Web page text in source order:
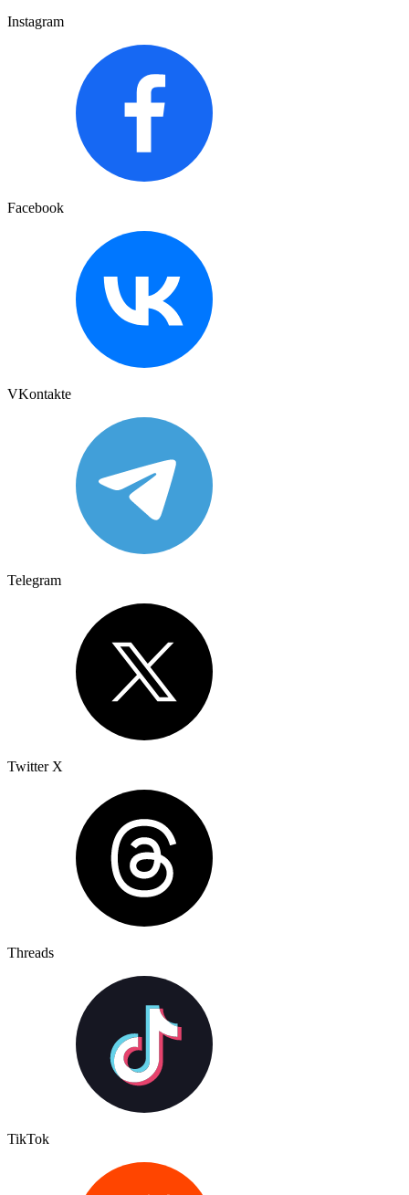
Instagram
Facebook
VKontakte
Telegram
Twitter X
Threads
TikTok